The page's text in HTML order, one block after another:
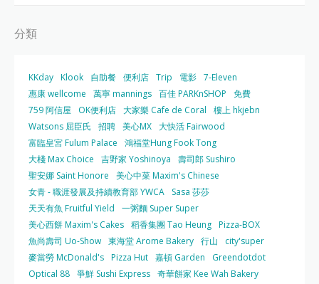
分類
KKday Klook 自助餐 便利店 Trip 電影 7-Eleven
惠康 wellcome
萬寧 mannings 百佳 PARKnSHOP
免費
759 阿信屋
OK便利店 大家樂 Cafe de Coral
樓上 hkjebn
Watsons 屈臣氏
招聘 美心MX 大快活 Fairwood
富臨皇宮 Fulum Palace
鴻福堂Hung Fook Tong
大棧 Max Choice
吉野家 Yoshinoya
壽司郎 Sushiro
聖安娜 Saint Honore
美心中菜 Maxim's Chinese
女青 - 職涯發展及持續教育部 YWCA
Sasa 莎莎
天天有魚 Fruitful Yield
一粥麵 Super Super
美心西餅 Maxim's Cakes 稻香集團 Tao Heung Pizza-BOX
魚尚壽司 Uo-Show 東海堂 Arome Bakery 行山
city'super
麥當勞 McDonald's Pizza Hut 嘉頓 Garden
Greendotdot
Optical 88 爭鮮 Sushi Express 奇華餅家 Kee Wah Bakery